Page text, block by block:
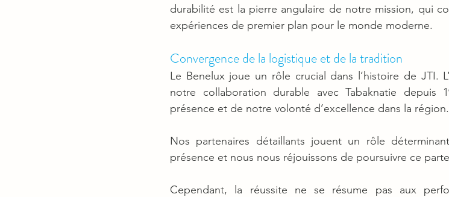
durabilité est la pierre angulaire de notre mission, qui
expériences de premier plan pour le monde moderne.
Convergence de la logistique et de la tradition
Le Benelux joue un rôle crucial dans l’histoire de JTI.
notre collaboration durable avec Tabaknatie depuis
présence et de notre volonté d’excellence dans la région.
Nos partenaires détaillants jouent un rôle
présence et nous nous réjouissons de poursuivre ce
Cependant, la réussite ne se résume pas aux